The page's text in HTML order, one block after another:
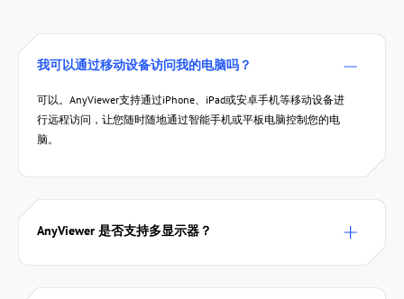
我可以通过移动设备访问我的电脑吗？
可以。AnyViewer支持通过iPhone、iPad或安卓手机等移动设备进
行远程访问，让您随时随地通过智能手机或平板电脑控制您的电
脑。
AnyViewer 是否支持多显示器？